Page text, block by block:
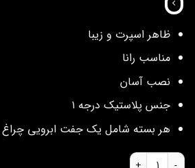
ظاهر اسپرت و زیبا
مناسب رانا
نصب آسان
جنس پلاستیک درجه ۱
هر بسته شامل یک جفت ابرویی چراغ
ابرویی چراغ رانا عدد